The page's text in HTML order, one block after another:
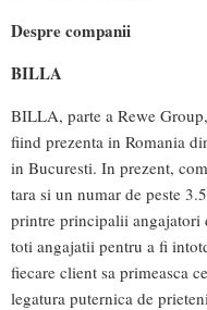
Despre companii
BILLA
BILLA, parte a Rewe
fiind prezenta in Romania
in Bucuresti. In prezent,
tara si un numar de peste
printre principalii angajatori
toti angajatii pentru a fi
fiecare client sa primeasca
legatura puternica de